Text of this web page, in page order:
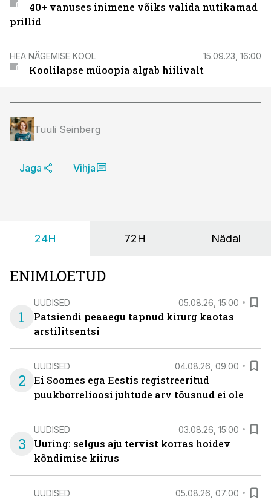
40+ vanuses inimene võiks valida nutikamad
prillid
HEA NÄGEMISE KOOL 15.09.23, 16:00
Koolilapse müoopia algab hiilivalt
Tuuli Seinberg
Jaga Vihja
24H 72H Nädal
ENIMLOETUD
1
UUDISED 05.08.26, 15:00
Patsiendi peaaegu tapnud kirurg kaotas
arstilitsentsi
2
UUDISED 04.08.26, 09:00
Ei Soomes ega Eestis registreeritud
puukborrelioosi juhtude arv tõusnud ei ole
3
UUDISED 03.08.26, 15:00
Uuring: selgus aju tervist korras hoidev
kõndimise kiirus
UUDISED 05.08.26, 07:00